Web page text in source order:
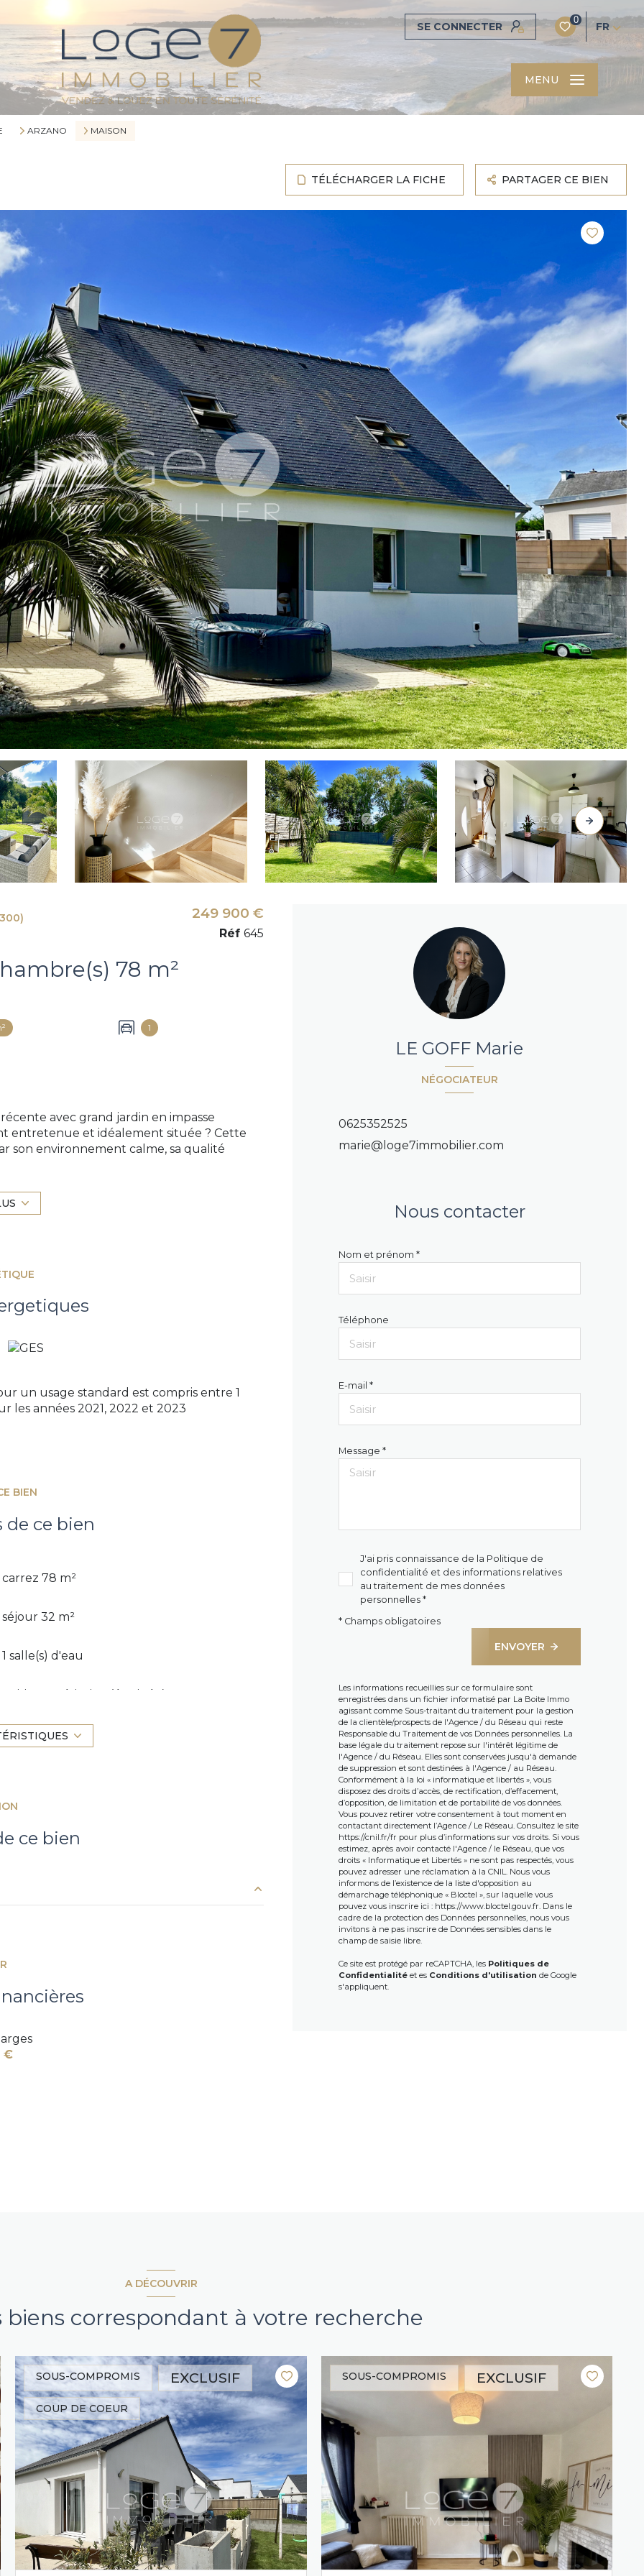
SE CONNECTER
0
FR
MENU
ARZANO MAISON
TÉLÉCHARGER LA FICHE PARTAGER CE BIEN
Maison 4 pièce(s) 3 chambre(s) 78 m²
1
249 900 €
Réf 645
récente avec grand jardin en impasse
entretenue et idéalement située ? Cette
son environnement calme, sa qualité
et de belle qualité. Fonctionnelle au
et d'une salle d'eau avec WC.
clôturé et soigneusement entretenu,
ainsi qu'un robot tondeuse
les prestations.
premier achat, où il ne reste plus qu'à
un usage standard est compris entre 1
les années 2021, 2022 et 2023
BIEN
de ce bien
carrez 78 m²
séjour 32 m²
1 salle(s) d'eau
cuisine américaine (équipée)
2 parking(s)
terrasse
ce bien
€
NÉGOCIATEUR
LE GOFF Marie
0625352525
marie@loge7immobilier.com
Nous contacter
Nom et prénom *
Téléphone
E-mail *
Message *
J'ai pris connaissance de la Politique de
confidentialité et des informations relatives
au traitement de mes données
personnelles *
* Champs obligatoires
ENVOYER
Les informations recueillies sur ce formulaire sont
enregistrées dans un fichier informatisé par La Boite Immo
agissant comme Sous-traitant du traitement pour la gestion
de la clientèle/prospects de l'Agence / du Réseau qui reste
Responsable du Traitement de vos Données personnelles. La
base légale du traitement repose sur l'intérêt légitime de
l'Agence / du Réseau. Elles sont conservées jusqu'à demande
de suppression et sont destinées à l'Agence / au Réseau.
Conformément à la loi « informatique et libertés », vous
disposez des droits d’accès, de rectification, d’effacement,
d’opposition, de limitation et de portabilité de vos données.
Vous pouvez retirer votre consentement à tout moment en
contactant directement l’Agence / Le Réseau. Consultez le site
https://cnil.fr/fr pour plus d’informations sur vos droits. Si vous
estimez, après avoir contacté l'Agence / le Réseau, que vos
droits « Informatique et Libertés » ne sont pas respectés, vous
pouvez adresser une réclamation à la CNIL. Nous vous
informons de l’existence de la liste d'opposition au
démarchage téléphonique « Bloctel », sur laquelle vous
pouvez vous inscrire ici : https://www.bloctel.gouv.fr. Dans le
cadre de la protection des Données personnelles, nous vous
invitons à ne pas inscrire de Données sensibles dans le
champ de saisie libre.
Ce site est protégé par reCAPTCHA, les Politiques de
Confidentialitéet es Conditions d'utilisation de Google
s'appliquent.
A DÉCOUVRIR
biens correspondant à votre recherche
SOUS-COMPROMIS EXCLUSIF
COUP DE COEUR
SOUS-COMPROMIS EXCLUSIF